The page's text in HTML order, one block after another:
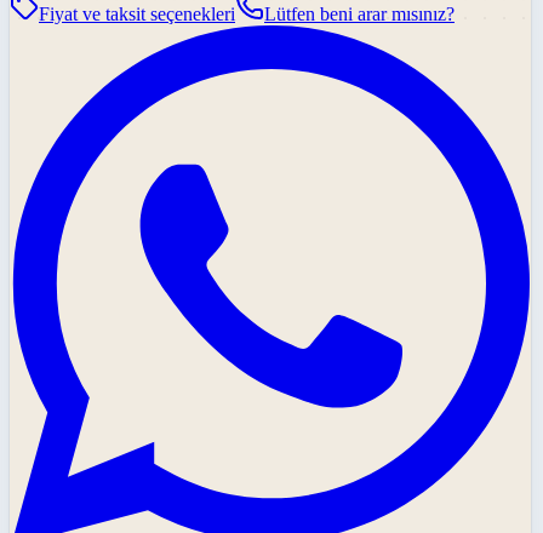
Fiyat ve taksit seçenekleri
Lütfen beni arar mısınız?